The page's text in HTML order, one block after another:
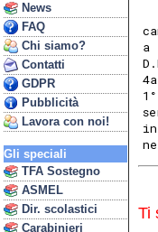
News
FAQ
Chi siamo?
Contatti
GDPR
Pubblicità
Lavora con noi!
Gli speciali
TFA Sostegno
ASMEL
Dir. scolastici
Carabinieri
a
Ti